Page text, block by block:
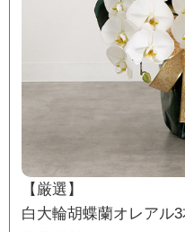
【厳選】
白大輪胡蝶蘭オレアル